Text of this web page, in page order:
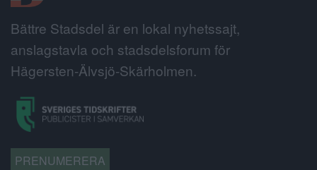
Bättre Stadsdel är en lokal nyhetssajt,
anslagstavla och stadsdelsforum för
Hägersten-Älvsjö-Skärholmen.
PRENUMERERA